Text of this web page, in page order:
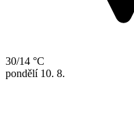
30/14 °C
pondělí 10. 8.